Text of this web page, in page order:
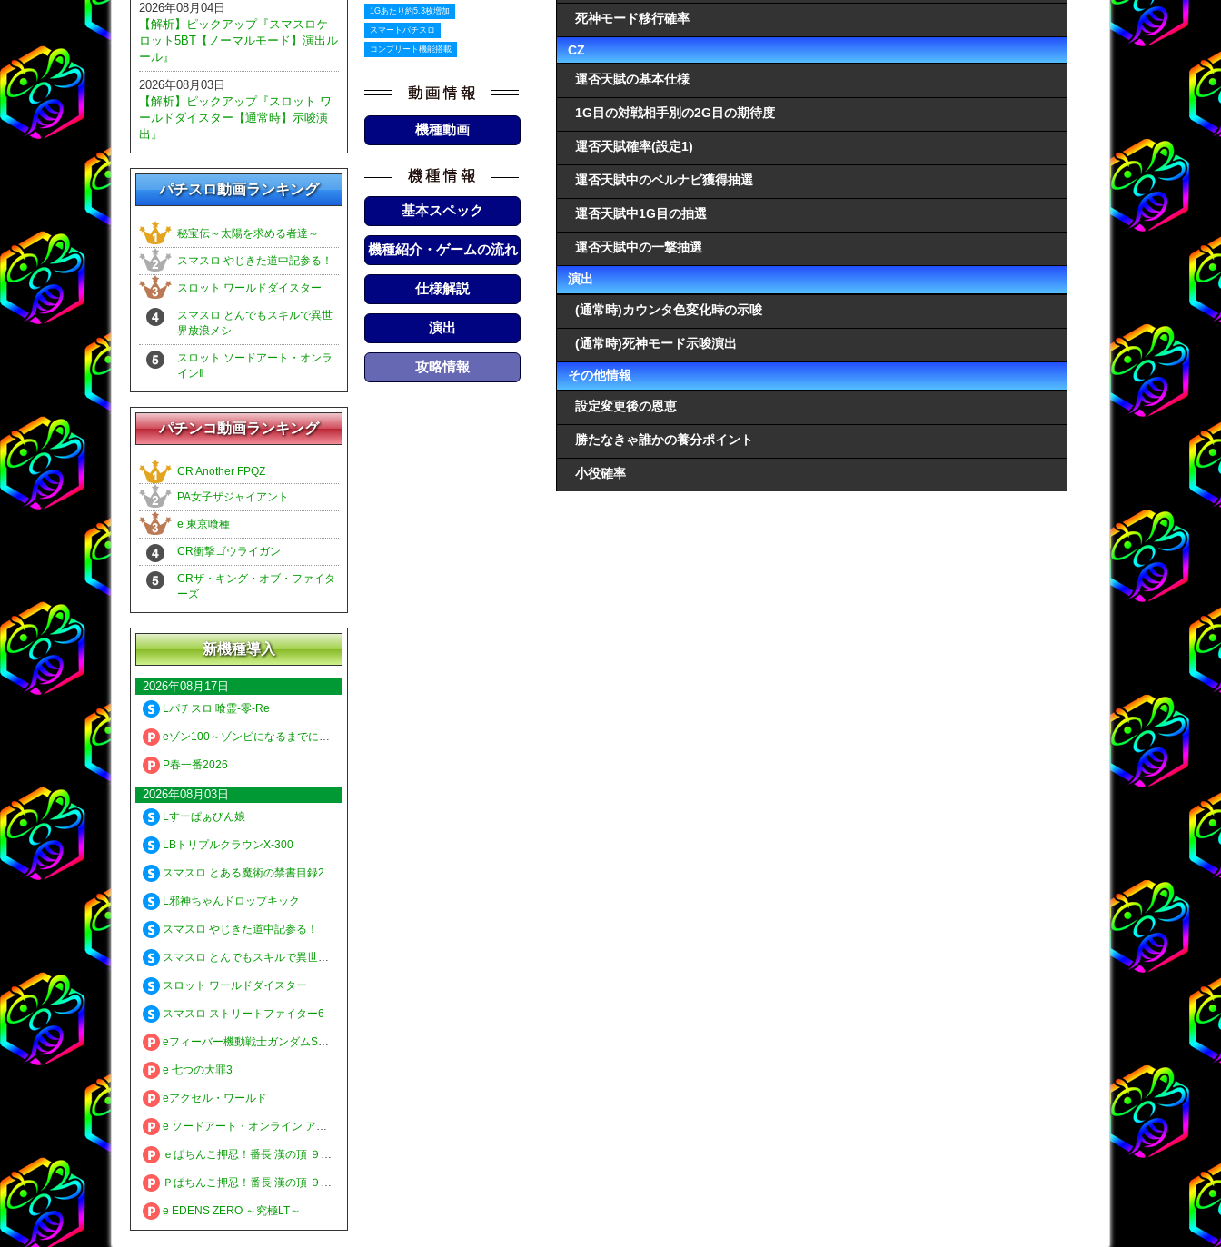
2026年08月04日
【解析】ピックアップ『スマスロケ
ロット5BT【ノーマルモード】演出ル
ール』
2026年08月03日
【解析】ピックアップ『スロット ワ
ールドダイスター【通常時】示唆演
出』
パチスロ動画ランキング
秘宝伝～太陽を求める者達～
スマスロ やじきた道中記参る！
スロット ワールドダイスター
スマスロ とんでもスキルで異世
界放浪メシ
スロット ソードアート・オンラ
インⅡ
パチンコ動画ランキング
CR Another FPQZ
PA女子ザジャイアント
e 東京喰種
CR衝撃ゴウライガン
CRザ・キング・オブ・ファイタ
ーズ
新機種導入
2026年08月17日
Lパチスロ 喰霊-零-Re
eゾン100～ゾンビになるまでにしたい100のこと～
P春一番2026
2026年08月03日
Lすーぱぁびん娘
LBトリプルクラウンX-300
スマスロ とある魔術の禁書目録2
L邪神ちゃんドロップキック
スマスロ やじきた道中記参る！
スマスロ とんでもスキルで異世界放浪メシ
スロット ワールドダイスター
スマスロ ストリートファイター6
eフィーバー機動戦士ガンダムSEED クライマックス
e 七つの大罪3
eアクセル・ワールド
e ソードアート・オンライン アリシゼーション 夜空
ｅぱちんこ押忍！番長 漢の頂 ９９ver.
Ｐぱちんこ押忍！番長 漢の頂 ９９ver.
e EDENS ZERO ～究極LT～
1Gあたり約5.3枚増加
スマートパチスロ
コンプリート機能搭載
機種動画
基本スペック
機種紹介・ゲームの流れ
仕様解説
演出
攻略情報
死神モード移行確率
CZ
運否天賦の基本仕様
1G目の対戦相手別の2G目の期待度
運否天賦確率(設定1)
運否天賦中のベルナビ獲得抽選
運否天賦中1G目の抽選
運否天賦中の一撃抽選
演出
(通常時)カウンタ色変化時の示唆
(通常時)死神モード示唆演出
その他情報
設定変更後の恩恵
勝たなきゃ誰かの養分ポイント
小役確率